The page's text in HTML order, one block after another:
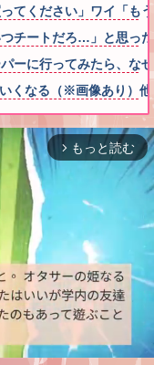
てください」ワイ「
チートだろ…」と思っ
ーに行ってみたら、な
くなる（※画像あり）他
arrow_forward_ios もっと読む